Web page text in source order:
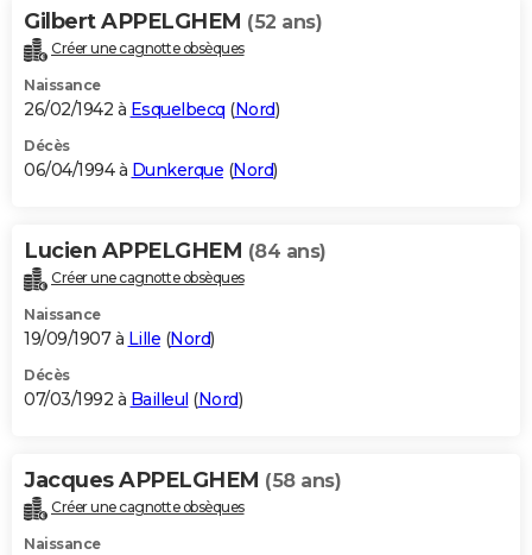
Gilbert APPELGHEM (52 ans)
Créer une cagnotte obsèques
Naissance
26/02/1942 à Esquelbecq (Nord)
Décès
06/04/1994 à Dunkerque (Nord)
Lucien APPELGHEM (84 ans)
Créer une cagnotte obsèques
Naissance
19/09/1907 à Lille (Nord)
Décès
07/03/1992 à Bailleul (Nord)
Jacques APPELGHEM (58 ans)
Créer une cagnotte obsèques
Naissance